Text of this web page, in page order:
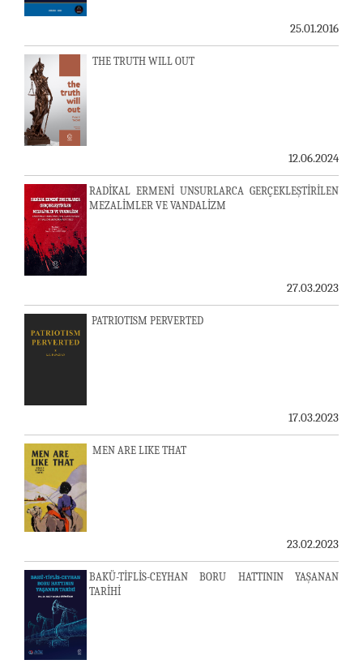
25.01.2016
THE TRUTH WILL OUT
12.06.2024
RADİKAL ERMENİ UNSURLARCA GERÇEKLEŞTİRİLEN
MEZALİMLER VE VANDALİZM
27.03.2023
PATRIOTISM PERVERTED
17.03.2023
MEN ARE LIKE THAT
23.02.2023
BAKÜ-TİFLİS-CEYHAN BORU HATTININ YAŞANAN
TARİHİ